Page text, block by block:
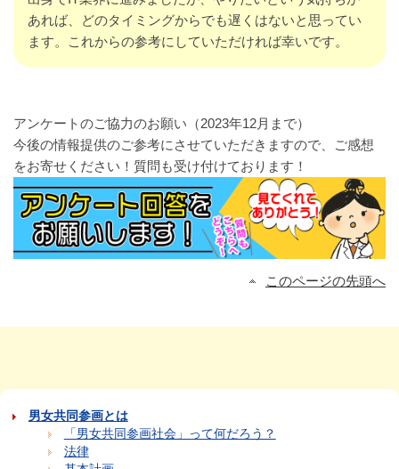
あれば、どのタイミングからでも遅くはないと思ってい
ます。これからの参考にしていただければ幸いです。
アンケートのご協力のお願い（2023年12月まで）
今後の情報提供のご参考にさせていただきますので、ご感想
をお寄せください！質問も受け付けております！
このページの先頭へ